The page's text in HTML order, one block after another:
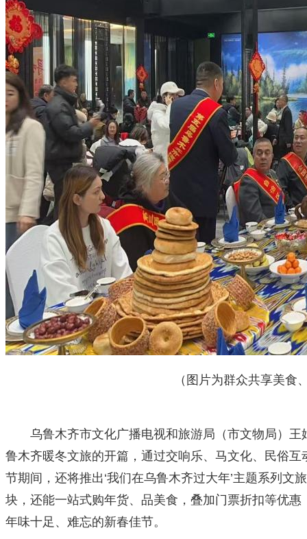
（图片为群众共享美食、暖冬
乌鲁木齐市文化广播电视和旅游局（市文物局）王
鲁木齐暖冬文旅的开篇，通过交响乐、马文化、民俗
节期间，还将推出‘我们在乌鲁木齐过大年’主题系列
块，还能一站式购年货、品美食，叠加门票折扣等优
年味十足、难忘的新春佳节。